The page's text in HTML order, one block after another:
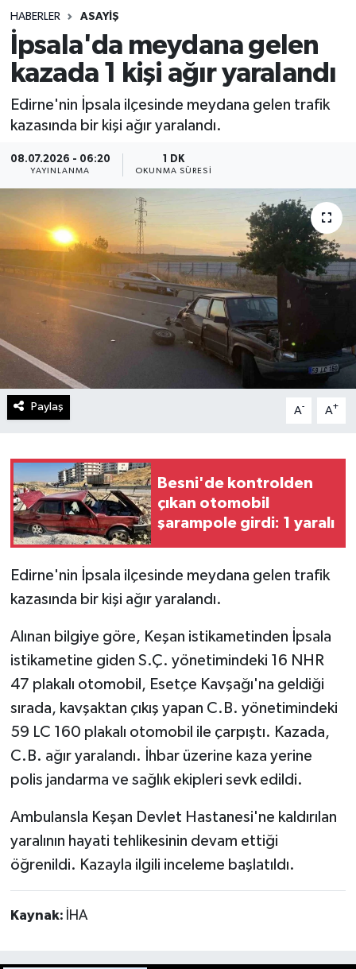
HABERLER ASAYIŞ
İpsala'da meydana gelen
kazada 1 kişi ağır yaralandı
Edirne'nin İpsala ilçesinde meydana gelen trafik
kazasında bir kişi ağır yaralandı.
08.07.2026 - 06:20
YAYINLANMA
1 DK
OKUNMA SÜRESI
Paylaş A- A+
Besni'de kontrolden
çıkan otomobil
şarampole girdi: 1 yaralı
Edirne'nin İpsala ilçesinde meydana gelen trafik
kazasında bir kişi ağır yaralandı.
Alınan bilgiye göre, Keşan istikametinden İpsala
istikametine giden S.Ç. yönetimindeki 16 NHR
47 plakalı otomobil, Esetçe Kavşağı'na geldiği
sırada, kavşaktan çıkış yapan C.B. yönetimindeki
59 LC 160 plakalı otomobil ile çarpıştı. Kazada,
C.B. ağır yaralandı. İhbar üzerine kaza yerine
polis jandarma ve sağlık ekipleri sevk edildi.
Ambulansla Keşan Devlet Hastanesi'ne kaldırılan
yaralının hayati tehlikesinin devam ettiği
öğrenildi. Kazayla ilgili inceleme başlatıldı.
Kaynak: İHA
Spor
Teknoloji